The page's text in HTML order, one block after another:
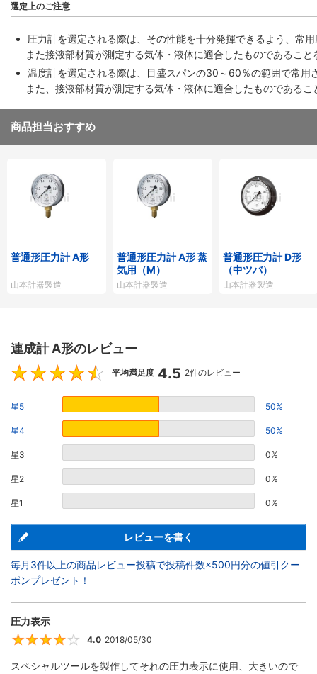
選定上のご注意
圧力計を選定される際は、その性能を十分発揮できるよう、常
また接液部材質が測定する気体・液体に適合したものであるこ
温度計を選定される際は、目盛スパンの30～60％の範囲で常用
また、接液部材質が測定する気体・液体に適合したものである
商品担当おすすめ
普通形圧力計 A形
山本計器製造
普通形圧力計 A形 蒸
気用（M）
山本計器製造
普通形圧力計 D形
（中ツバ）
山本計器製造
連成計 A形のレビュー
4.5
平均満足度 4.5 2件のレビュー
星5 50%
星4 50%
星3 0%
星2 0%
星1 0%
レビューを書く
毎月3件以上の商品レビュー投稿で投稿件数×500円分の値引クー
ポンプレゼント！
圧力表示
4
4.0 2018/05/30
スペシャルツールを製作してそれの圧力表示に使用、大きいので